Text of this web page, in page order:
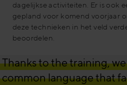
dagelijkse activiteiten. Er is ook
gepland voor komend voorjaar
deze technieken in het veld
beoordelen.
Thanks to the training,
common language that